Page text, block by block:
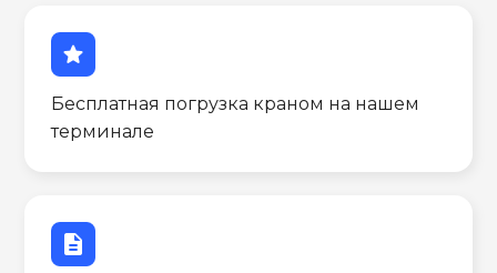
star
Бесплатная погрузка краном на нашем
терминале
description